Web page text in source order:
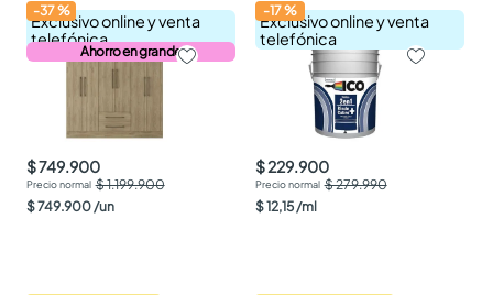
Exclusivo online y venta
telefónica
Ahorro en grande
-37%
$ 749.900
$ 1.199.900
$749.900 /un
Exclusivo online y venta
telefónica
-17%
$ 229.900
$ 279.990
$12,15 /ml